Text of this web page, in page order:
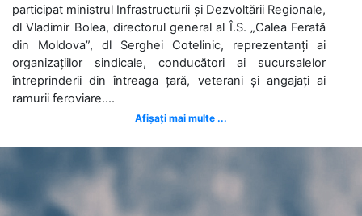
participat ministrul Infrastructurii și Dezvoltării Regionale,
dl Vladimir Bolea, directorul general al Î.S. „Calea Ferată
din Moldova”, dl Serghei Cotelinic, reprezentanți ai
organizațiilor sindicale, conducători ai sucursalelor
întreprinderii din întreaga țară, veterani și angajați ai
ramurii feroviare....
Afișați mai multe ...